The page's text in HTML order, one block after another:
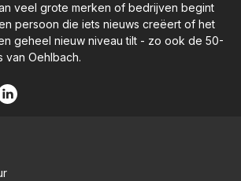
veel grote merken of bedrijven begint
persoon die iets nieuws creëert of het
geheel nieuw niveau tilt - zo ook de 50-
van Oehlbach.